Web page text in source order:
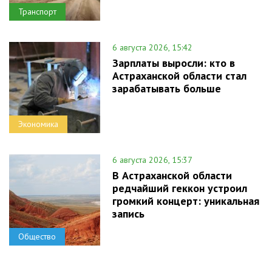
Транспорт
Экономика
6 августа 2026, 15:42
Зарплаты выросли: кто в
Астраханской области стал
зарабатывать больше
Общество
6 августа 2026, 15:37
В Астраханской области
редчайший геккон устроил
громкий концерт: уникальная
запись